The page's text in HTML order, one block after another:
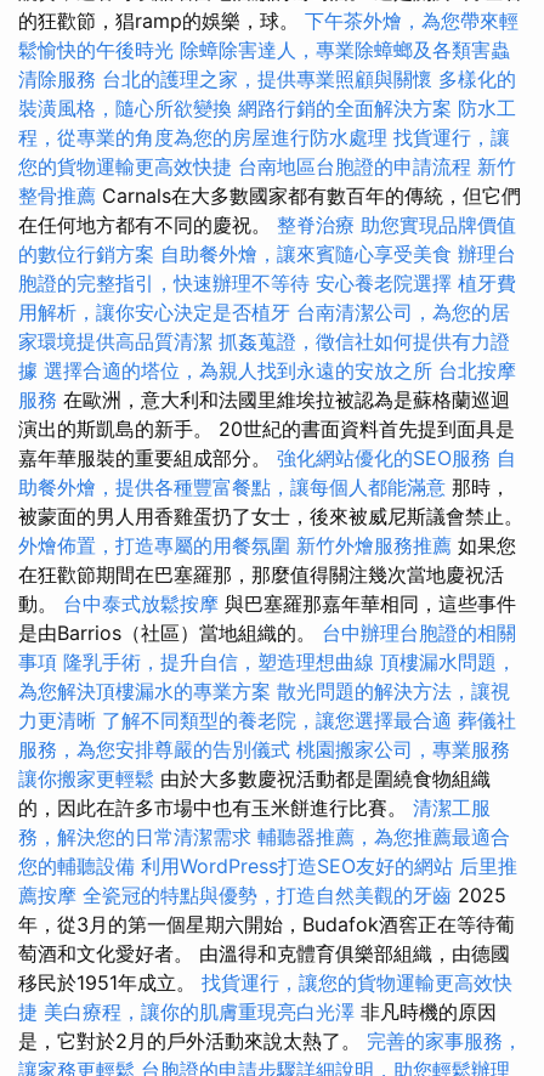
的狂歡節，猖ramp的娛樂，球。 下午茶外燴，為您帶來輕
鬆愉快的午後時光 除蟑除害達人，專業除蟑螂及各類害蟲
清除服務 台北的護理之家，提供專業照顧與關懷 多樣化的
裝潢風格，隨心所欲變換 網路行銷的全面解決方案 防水工
程，從專業的角度為您的房屋進行防水處理 找貨運行，讓
您的貨物運輸更高效快捷 台南地區台胞證的申請流程 新竹
整骨推薦 Carnals在大多數國家都有數百年的傳統，但它們
在任何地方都有不同的慶祝。 整脊治療 助您實現品牌價值
的數位行銷方案 自助餐外燴，讓來賓隨心享受美食 辦理台
胞證的完整指引，快速辦理不等待 安心養老院選擇 植牙費
用解析，讓你安心決定是否植牙 台南清潔公司，為您的居
家環境提供高品質清潔 抓姦蒐證，徵信社如何提供有力證
據 選擇合適的塔位，為親人找到永遠的安放之所 台北按摩
服務 在歐洲，意大利和法國里維埃拉被認為是蘇格蘭巡迴
演出的斯凱島的新手。 20世紀的書面資料首先提到面具是
嘉年華服裝的重要組成部分。 強化網站優化的SEO服務 自
助餐外燴，提供各種豐富餐點，讓每個人都能滿意 那時，
被蒙面的男人用香雞蛋扔了女士，後來被威尼斯議會禁止。
外燴佈置，打造專屬的用餐氛圍 新竹外燴服務推薦 如果您
在狂歡節期間在巴塞羅那，那麼值得關注幾次當地慶祝活
動。 台中泰式放鬆按摩 與巴塞羅那嘉年華相同，這些事件
是由Barrios（社區）當地組織的。 台中辦理台胞證的相關
事項 隆乳手術，提升自信，塑造理想曲線 頂樓漏水問題，
為您解決頂樓漏水的專業方案 散光問題的解決方法，讓視
力更清晰 了解不同類型的養老院，讓您選擇最合適 葬儀社
服務，為您安排尊嚴的告別儀式 桃園搬家公司，專業服務
讓你搬家更輕鬆 由於大多數慶祝活動都是圍繞食物組織
的，因此在許多市場中也有玉米餅進行比賽。 清潔工服
務，解決您的日常清潔需求 輔聽器推薦，為您推薦最適合
您的輔聽設備 利用WordPress打造SEO友好的網站 后里推
薦按摩 全瓷冠的特點與優勢，打造自然美觀的牙齒 2025
年，從3月的第一個星期六開始，Budafok酒窖正在等待葡
萄酒和文化愛好者。 由溫得和克體育俱樂部組織，由德國
移民於1951年成立。 找貨運行，讓您的貨物運輸更高效快
捷 美白療程，讓你的肌膚重現亮白光澤 非凡時機的原因
是，它對於2月的戶外活動來說太熱了。 完善的家事服務，
讓家務更輕鬆 台胞證的申請步驟詳細說明，助您輕鬆辦理